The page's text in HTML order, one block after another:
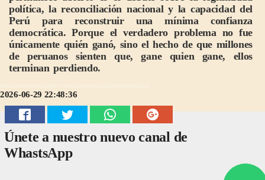
política, la reconciliación nacional y la capacidad del
Perú para reconstruir una mínima confianza
democrática. Porque el verdadero problema no fue
únicamente quién ganó, sino el hecho de que millones
de peruanos sienten que, gane quien gane, ellos
2026-06-29 22:48:36
Únete a nuestro nuevo canal de
WhastsApp